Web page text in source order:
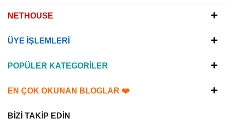
NETHOUSE
ÜYE İŞLEMLERİ
POPÜLER KATEGORİLER
EN ÇOK OKUNAN BLOGLAR ❤️
BİZİ TAKİP EDİN